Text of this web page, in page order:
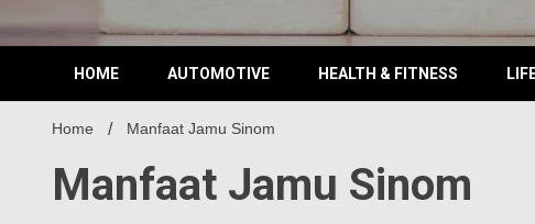
HOME AUTOMOTIVE HEALTH & FITNESS
Home Manfaat Jamu Sinom
Manfaat Jamu Sinom